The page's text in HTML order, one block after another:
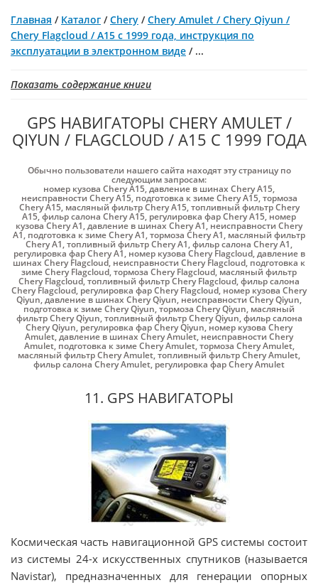
Главная / Каталог /Chery /Chery Amulet / Chery Qiyun /
Chery Flagcloud / A15 с 1999 года, инструкция по
эксплуатации в электронном виде / ...
Показать содержание книги
GPS НАВИГАТОРЫ CHERY AMULET /
QIYUN / FLAGCLOUD / A15 С 1999 ГОДА
Обычно пользователи нашего сайта находят эту страницу по
следующим запросам:
номер кузова Chery A15,давление в шинах Chery A15,
неисправности Chery A15, подготовка к зиме Chery A15,тормоза
Chery A15, масляный фильтр Chery A15,топливный фильтр Chery
A15,фильр салона Chery A15, регулировка фар Chery A15,номер
кузова Chery A1,давление в шинах Chery A1,неисправности Chery
A1, подготовка к зиме Chery A1,тормоза Chery A1, масляный фильтр
Chery A1,топливный фильтр Chery A1,фильр салона Chery A1,
регулировка фар Chery A1, номер кузова Chery Flagcloud,давление в
шинах Chery Flagcloud, неисправности Chery Flagcloud, подготовка к
зиме Chery Flagcloud,тормоза Chery Flagcloud,масляный фильтр
Chery Flagcloud,топливный фильтр Chery Flagcloud,фильр салона
Chery Flagcloud, регулировка фар Chery Flagcloud, номер кузова Chery
Qiyun,давление в шинах Chery Qiyun, неисправности Chery Qiyun,
подготовка к зиме Chery Qiyun,тормоза Chery Qiyun, масляный
фильтр Chery Qiyun,топливный фильтр Chery Qiyun,фильр салона
Chery Qiyun, регулировка фар Chery Qiyun,номер кузова Chery
Amulet,давление в шинах Chery Amulet, неисправности Chery
Amulet, подготовка к зиме Chery Amulet,тормоза Chery Amulet,
масляный фильтр Chery Amulet,топливный фильтр Chery Amulet,
фильр салона Chery Amulet, регулировка фар Chery Amulet
11. GPS НАВИГАТОРЫ
Космическая часть навигационной GPS системы состоит
из системы 24-х искусственных спутников (называется
Navistar), предназначенных для генерации опорных